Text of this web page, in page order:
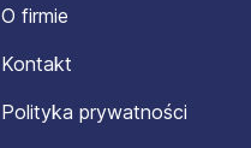
O firmie
Kontakt
Polityka prywatności